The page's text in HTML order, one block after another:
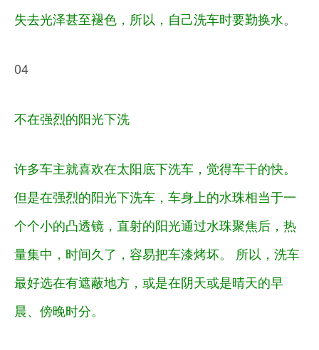
失去光泽甚至褪色，所以，自己洗车时要勤换水。
04
不在强烈的阳光下洗
许多车主就喜欢在太阳底下洗车，觉得车干的快。
但是在强烈的阳光下洗车，车身上的水珠相当于一
个个小的凸透镜，直射的阳光通过水珠聚焦后，热
量集中，时间久了，容易把车漆烤坏。 所以，洗车
最好选在有遮蔽地方，或是在阴天或是晴天的早
晨、傍晚时分。